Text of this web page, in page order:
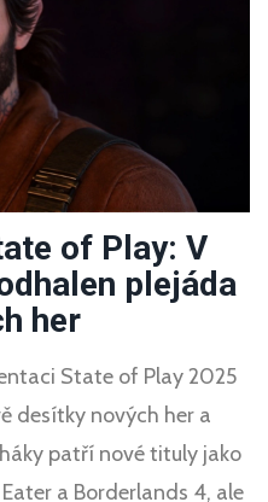
of Play: V
plejáda
her
State of Play 2025
desítky nových her a
patří nové tituly jako
a Borderlands 4, ale